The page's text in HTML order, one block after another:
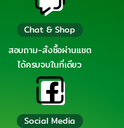
Chat & Shop
สอบถาม-สั่งซื้อผ่านแชต
ได้ครบจบในที่เดียว
Social Media